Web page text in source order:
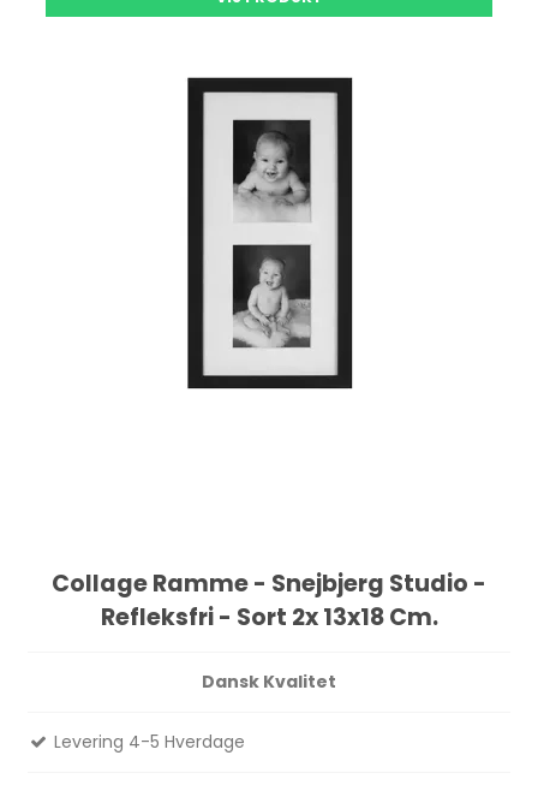
Collage Ramme - Snejbjerg Studio -
Refleksfri - Sort 2x 13x18 Cm.
Dansk Kvalitet
Levering 4-5 Hverdage